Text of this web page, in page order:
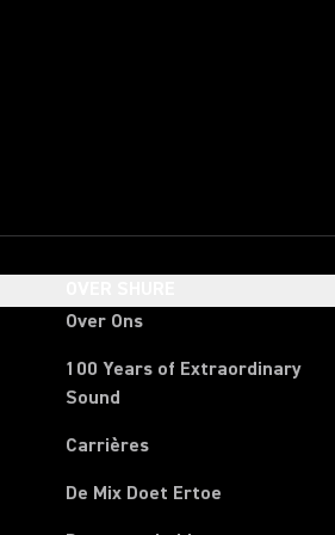
Over Ons
100 Years of Extraordinary
Sound
Carrières
De Mix Doet Ertoe